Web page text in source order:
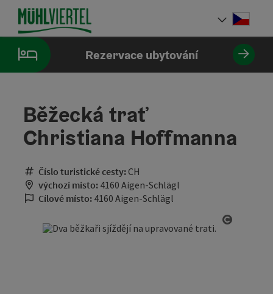
ObsahAccesskey
[0]
NavigaceAccesskey
[1]
Začátek stránky
Volba
Rezervace ubytování
Běžecká trať
Christiana Hoffmanna
Číslo turistické cesty:CH
výchozí místo: 4160 Aigen-Schlägl
Cílové místo: 4160 Aigen-Schlägl